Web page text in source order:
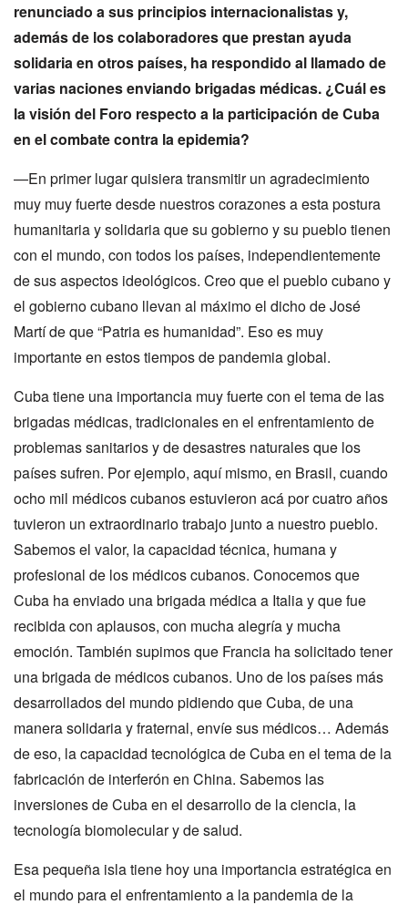
renunciado a sus principios internacionalistas y,
además de los colaboradores que prestan ayuda
solidaria en otros países, ha respondido al llamado de
varias naciones enviando brigadas médicas. ¿Cuál es
la visión del Foro respecto a la participación de Cuba
en el combate contra la epidemia?
—En primer lugar quisiera transmitir un agradecimiento
muy muy fuerte desde nuestros corazones a esta postura
humanitaria y solidaria que su gobierno y su pueblo tienen
con el mundo, con todos los países, independientemente
de sus aspectos ideológicos. Creo que el pueblo cubano y
el gobierno cubano llevan al máximo el dicho de José
Martí de que “Patria es humanidad”. Eso es muy
importante en estos tiempos de pandemia global.
Cuba tiene una importancia muy fuerte con el tema de las
brigadas médicas, tradicionales en el enfrentamiento de
problemas sanitarios y de desastres naturales que los
países sufren. Por ejemplo, aquí mismo, en Brasil, cuando
ocho mil médicos cubanos estuvieron acá por cuatro años
tuvieron un extraordinario trabajo junto a nuestro pueblo.
Sabemos el valor, la capacidad técnica, humana y
profesional de los médicos cubanos. Conocemos que
Cuba ha enviado una brigada médica a Italia y que fue
recibida con aplausos, con mucha alegría y mucha
emoción. También supimos que Francia ha solicitado tener
una brigada de médicos cubanos. Uno de los países más
desarrollados del mundo pidiendo que Cuba, de una
manera solidaria y fraternal, envíe sus médicos… Además
de eso, la capacidad tecnológica de Cuba en el tema de la
fabricación de interferón en China. Sabemos las
inversiones de Cuba en el desarrollo de la ciencia, la
tecnología biomolecular y de salud.
Esa pequeña isla tiene hoy una importancia estratégica en
el mundo para el enfrentamiento a la pandemia de la